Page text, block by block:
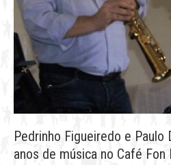
Pedrinho Figueiredo e
anos de música no Café Fon